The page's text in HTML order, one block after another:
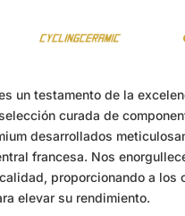
un testamento de la
curada de
desarrollados
francesa. Nos
proporcionando a los
elevar su rendimiento.